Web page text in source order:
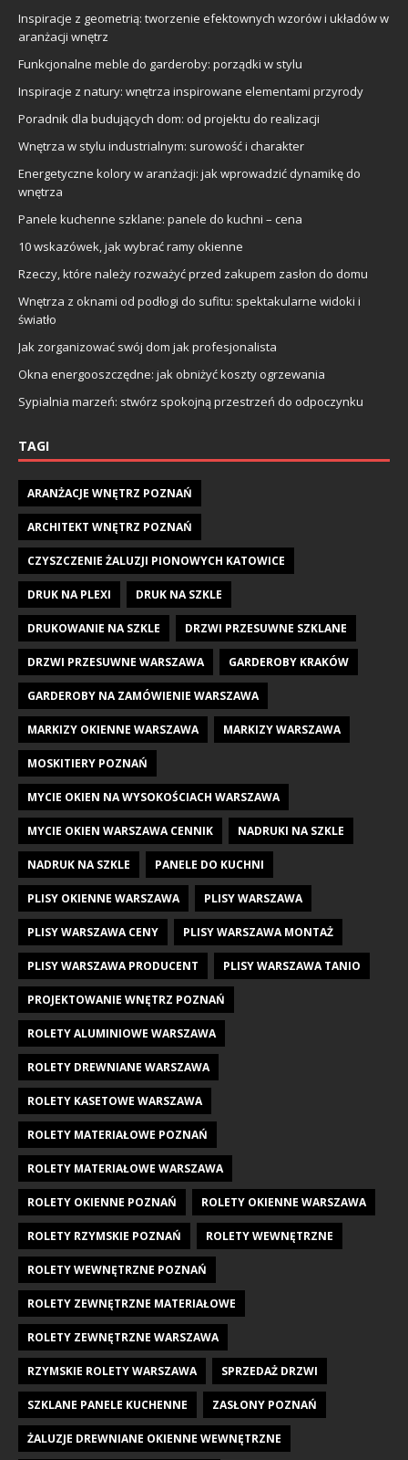
Inspiracje z geometrią: tworzenie efektownych wzorów i układów w
aranżacji wnętrz
Funkcjonalne meble do garderoby: porządki w stylu
Inspiracje z natury: wnętrza inspirowane elementami przyrody
Poradnik dla budujących dom: od projektu do realizacji
Wnętrza w stylu industrialnym: surowość i charakter
Energetyczne kolory w aranżacji: jak wprowadzić dynamikę do
wnętrza
Panele kuchenne szklane: panele do kuchni – cena
10 wskazówek, jak wybrać ramy okienne
Rzeczy, które należy rozważyć przed zakupem zasłon do domu
Wnętrza z oknami od podłogi do sufitu: spektakularne widoki i
światło
Jak zorganizować swój dom jak profesjonalista
Okna energooszczędne: jak obniżyć koszty ogrzewania
Sypialnia marzeń: stwórz spokojną przestrzeń do odpoczynku
TAGI
ARANŻACJE WNĘTRZ POZNAŃ
ARCHITEKT WNĘTRZ POZNAŃ
CZYSZCZENIE ŻALUZJI PIONOWYCH KATOWICE
DRUK NA PLEXI DRUK NA SZKLE
DRUKOWANIE NA SZKLE DRZWI PRZESUWNE SZKLANE
DRZWI PRZESUWNE WARSZAWA GARDEROBY KRAKÓW
GARDEROBY NA ZAMÓWIENIE WARSZAWA
MARKIZY OKIENNE WARSZAWA MARKIZY WARSZAWA
MOSKITIERY POZNAŃ
MYCIE OKIEN NA WYSOKOŚCIACH WARSZAWA
MYCIE OKIEN WARSZAWA CENNIK NADRUKI NA SZKLE
NADRUK NA SZKLE PANELE DO KUCHNI
PLISY OKIENNE WARSZAWA PLISY WARSZAWA
PLISY WARSZAWA CENY PLISY WARSZAWA MONTAŻ
PLISY WARSZAWA PRODUCENT PLISY WARSZAWA TANIO
PROJEKTOWANIE WNĘTRZ POZNAŃ
ROLETY ALUMINIOWE WARSZAWA
ROLETY DREWNIANE WARSZAWA
ROLETY KASETOWE WARSZAWA
ROLETY MATERIAŁOWE POZNAŃ
ROLETY MATERIAŁOWE WARSZAWA
ROLETY OKIENNE POZNAŃ ROLETY OKIENNE WARSZAWA
ROLETY RZYMSKIE POZNAŃ ROLETY WEWNĘTRZNE
ROLETY WEWNĘTRZNE POZNAŃ
ROLETY ZEWNĘTRZNE MATERIAŁOWE
ROLETY ZEWNĘTRZNE WARSZAWA
RZYMSKIE ROLETY WARSZAWA SPRZEDAŻ DRZWI
SZKLANE PANELE KUCHENNE ZASŁONY POZNAŃ
ŻALUZJE DREWNIANE OKIENNE WEWNĘTRZNE